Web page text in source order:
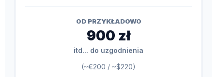
OD PRZYKŁADOWO
900 zł
itd... do uzgodnienia
(~€200 / ~$220)